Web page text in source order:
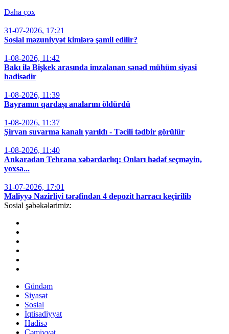
Daha çox
31-07-2026, 17:21
Sosial məzuniyyət kimlərə şamil edilir?
1-08-2026, 11:42
Bakı ilə Bişkek arasında imzalanan sənəd mühüm siyasi
hadisədir
1-08-2026, 11:39
Bayramın qardaşı analarını öldürdü
1-08-2026, 11:37
Şirvan suvarma kanalı yarıldı - Təcili tədbir görülür
1-08-2026, 11:40
Ankaradan Tehrana xəbərdarlıq: Onları hədəf seçməyin,
yoxsa...
31-07-2026, 17:01
Maliyyə Nazirliyi tərəfindən 4 depozit hərracı keçirilib
Sosial şəbəkələrimiz:
Gündəm
Siyasət
Sosial
İqtisadiyyat
Hadisə